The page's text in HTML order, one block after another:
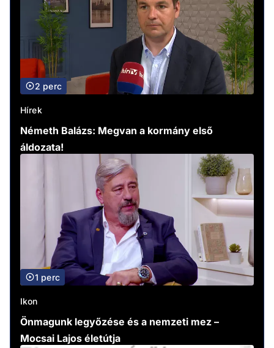
2 perc
Hírek
Németh Balázs: Megvan a kormány első
áldozata!
1 perc
Ikon
Önmagunk legyőzése és a nemzeti mez –
Mocsai Lajos életútja